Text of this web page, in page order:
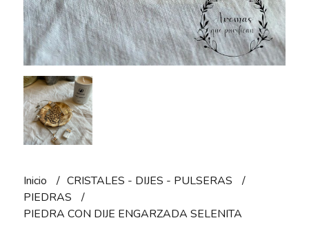
Inicio
CRISTALES - DIJES - PULSERAS
PIEDRAS
PIEDRA CON DIJE ENGARZADA SELENITA